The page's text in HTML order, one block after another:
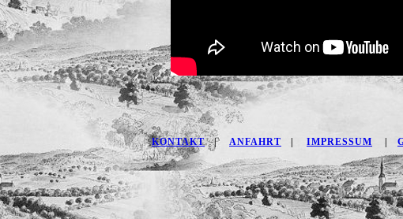
KONTAKT| ANFAHRT IMPRESSUM